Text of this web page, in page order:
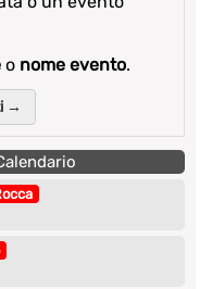
o nome evento.
→